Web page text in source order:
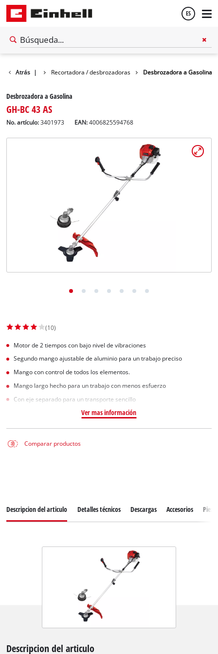
ES
Atrás |
Jardín Recortadora / desbrozadoras Desbrozadora a Gasolina
Desbrozadora a Gasolina
GH-BC 43 AS
No. artículo: 3401973 EAN:4006825594768
(10)
Motor de 2 tiempos con bajo nivel de vibraciones
Segundo mango ajustable de aluminio para un trabajo preciso
Mango con control de todos los elementos.
Mango largo hecho para un trabajo con menos esfuerzo
Con eje separado para un transporte sencillo
Ver mas información
Comparar productos
Descripcion del articulo Detalles técnicos Descargas Accesorios
Descripcion del articulo